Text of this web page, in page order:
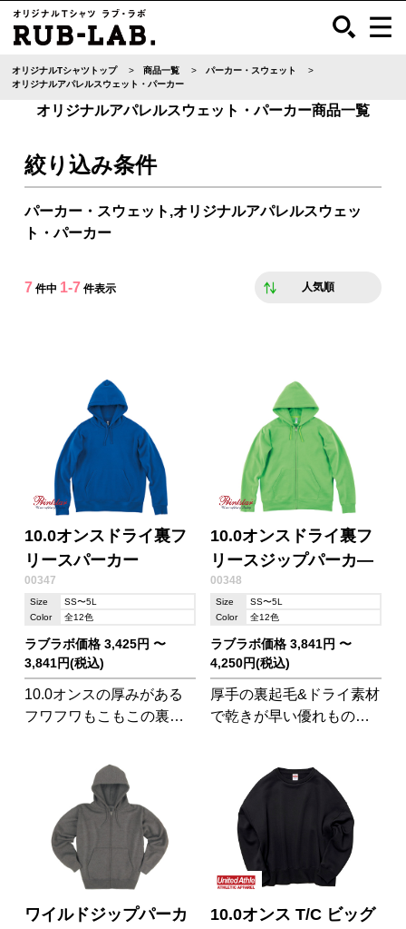
オリジナルTシャツトップ 商品一覧
パーカー・スウェット
オリジナルアパレルスウェット・パーカー
オリジナルアパレルスウェット・パーカー商品一覧
絞り込み条件
パーカー・スウェット,オリジナルアパレルスウェッ
ト・パーカー
7 件中 1-7 件表示 人気順
10.0オンスドライ裏フ
リースパーカー
00347
Size
SS〜5L
Color
全12色
ラブラボ価格 3,425円 〜
3,841円(税込)
10.0オンスの厚みがある
フワフワもこもこの裏起
兼ね備えたカラフルなパ
ーカーです!
10.0オンスドライ裏フ
リースジップパーカ―
00348
Size
SS〜5L
Color
全12色
ラブラボ価格 3,841円 〜
4,250円(税込)
厚手の裏起毛&ドライ素材
で乾きが早い優れものジ
ワイルドジップパーカ
10.0オンス T/C ビッグ